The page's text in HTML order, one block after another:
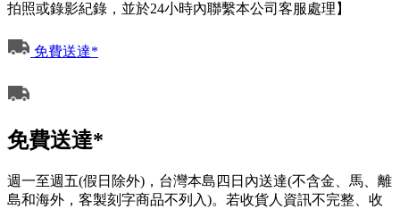
拍照或錄影紀錄，並於24小時內聯繫本公司客服處理】
免費送達*
免費送達*
週一至週五(假日除外)，台灣本島四日內送達(不含金、馬、離
島和海外，客製刻字商品不列入)。若收貨人資訊不完整、收